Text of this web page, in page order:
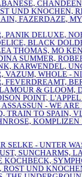
UND KNOCHEN,
FAZERDAZE,
PANIK DELUXE,
BLACK
THOMAS, MO
SUMMER,
KARWENDEL,
WHOLE -
FEVERDREAMT,
&
POINT,
- WE
TRAIN TO SPAIN,
SELKE - UNTER
SUNCHARMS,
KOCHBECK,
UND